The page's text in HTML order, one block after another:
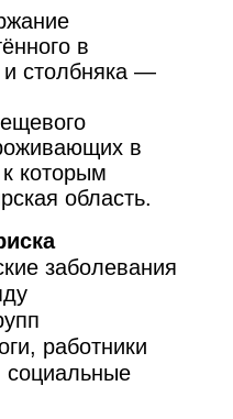
в
и столбняка —
в
которым
область.
заболевания
работники
социальные